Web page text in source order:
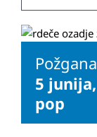
5
pop